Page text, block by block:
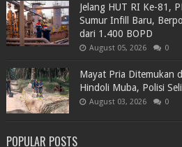
Jelang HUT RI Ke-81,
Sumur Infill Baru,
dari 1.400 BOPD
August 05, 2026 0
Mayat Pria Ditemukan
Hindoli Muba, Polisi
August 03, 2026 0
POPULAR POSTS